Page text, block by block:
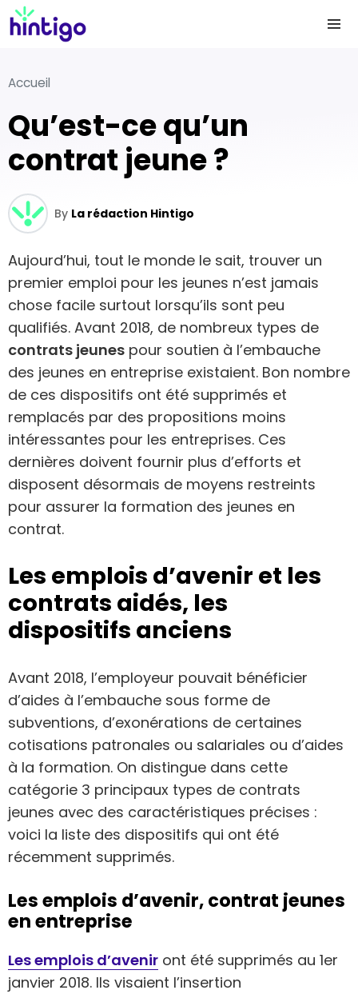
Accueil
Qu’est-ce qu’un
contrat jeune ?
By La rédaction Hintigo
Aujourd’hui, tout le monde le sait, trouver un
premier emploi pour les jeunes n’est jamais
chose facile surtout lorsqu’ils sont peu
qualifiés. Avant 2018, de nombreux types de
contrats jeunes pour soutien à l’embauche
des jeunes en entreprise existaient. Bon nombre
de ces dispositifs ont été supprimés et
remplacés par des propositions moins
intéressantes pour les entreprises. Ces
dernières doivent fournir plus d’efforts et
disposent désormais de moyens restreints
pour assurer la formation des jeunes en
contrat.
Les emplois d’avenir et les
contrats aidés, les
dispositifs anciens
Avant 2018, l’employeur pouvait bénéficier
d’aides à l’embauche sous forme de
subventions, d’exonérations de certaines
cotisations patronales ou salariales ou d’aides
à la formation. On distingue dans cette
catégorie 3 principaux types de contrats
jeunes avec des caractéristiques précises :
voici la liste des dispositifs qui ont été
récemment supprimés.
Les emplois d’avenir, contrat jeunes
en entreprise
Les emplois d’avenir ont été supprimés au 1er
janvier 2018. Ils visaient l’insertion